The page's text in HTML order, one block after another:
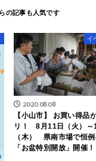
イ
2020.08.08
【小山市】 お買い得品
リ！ 8月11日（火）～
（木） 県南市場で恒
「お盆特別開放」開催！